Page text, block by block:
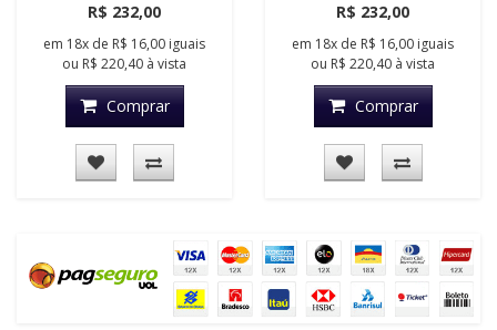
R$ 232,00
em 18x de R$ 16,00 iguais
ou R$ 220,40 à vista
Comprar
R$ 232,00
em 18x de R$ 16,00 iguais
ou R$ 220,40 à vista
Comprar